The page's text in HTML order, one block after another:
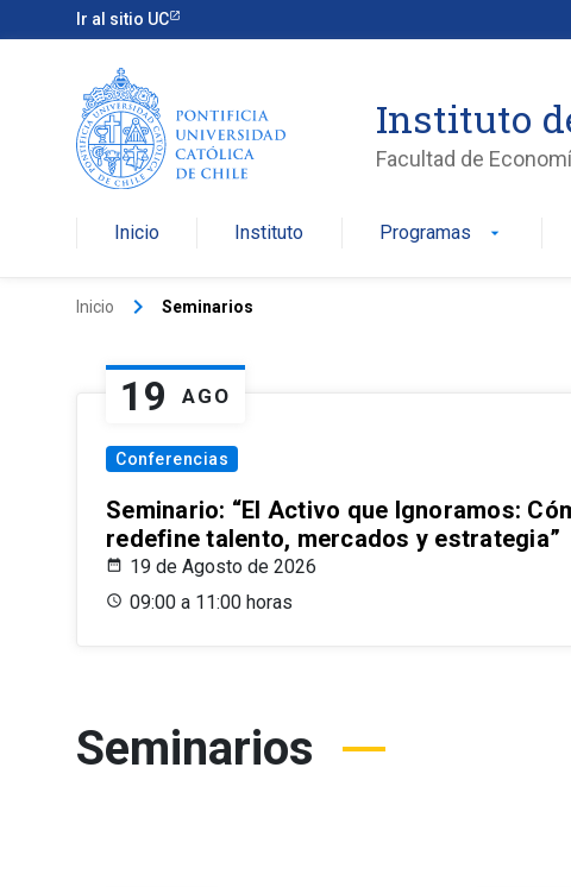
Ir al sitio UC
Instituto
Facultad de
Inicio Instituto Programas arrow_drop_down
Inicio keyboard_arrow_right Seminarios
19 AGO
Conferencias
Seminario: “El Activo que Ignoramos:
redefine talento, mercados y estrategia”
19 de Agosto de 2026
09:00 a 11:00 horas
Seminarios